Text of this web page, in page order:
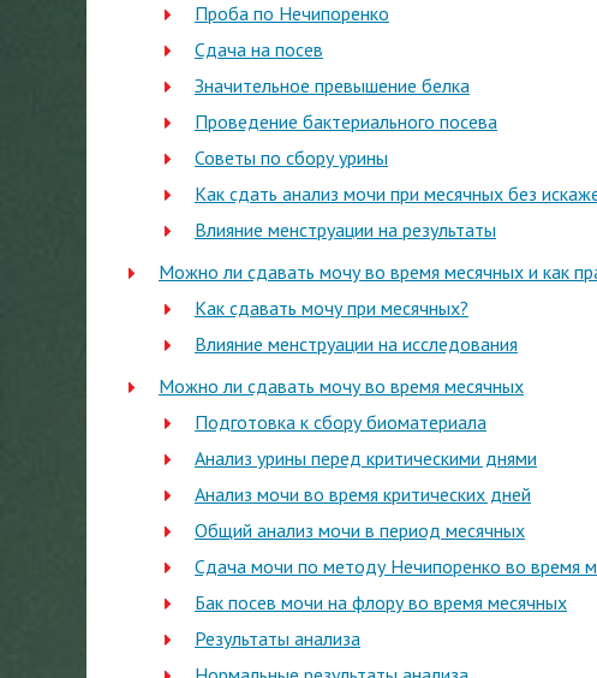
Проба по Нечипоренко
Сдача на посев
Значительное превышение белка
Проведение бактериального посева
Советы по сбору урины
Как сдать анализ мочи при месячных без
Влияние менструации на результаты
Можно ли сдавать мочу во время месячных и как
Как сдавать мочу при месячных?
Влияние менструации на исследования
Можно ли сдавать мочу во время месячных
Подготовка к сбору биоматериала
Анализ урины перед критическими днями
Анализ мочи во время критических дней
Общий анализ мочи в период месячных
Сдача мочи по методу Нечипоренко во время
Бак посев мочи на флору во время месячных
Результаты анализа